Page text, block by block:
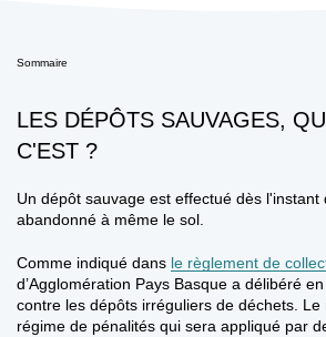
Sommaire
LES DÉPÔTS SAUVAGES,
C'EST ?
Un dépôt sauvage est effectué dès l'instant
abandonné à même le sol
Comme indiqué dans le règlement de
d’Agglomération Pays Basque a délibéré
contre les dépôts irréguliers de déchets .
régime de pénalités qui sera appliqué par